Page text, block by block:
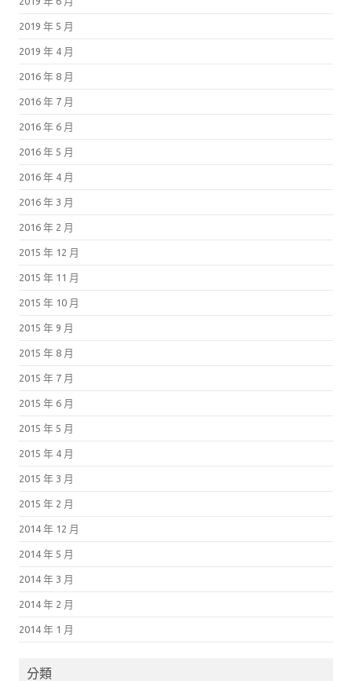
2019 年 5 月
2019 年 4 月
2016 年 8 月
2016 年 7 月
2016 年 6 月
2016 年 5 月
2016 年 4 月
2016 年 3 月
2016 年 2 月
2015 年 12 月
2015 年 11 月
2015 年 10 月
2015 年 9 月
2015 年 8 月
2015 年 7 月
2015 年 6 月
2015 年 5 月
2015 年 4 月
2015 年 3 月
2015 年 2 月
2014 年 12 月
2014 年 5 月
2014 年 3 月
2014 年 2 月
2014 年 1 月
分類